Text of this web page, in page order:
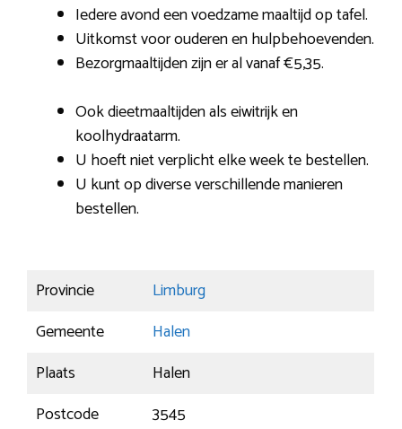
Iedere avond een voedzame maaltijd op tafel.
Uitkomst voor ouderen en hulpbehoevenden.
Bezorgmaaltijden zijn er al vanaf €5,35.
Ook dieetmaaltijden als eiwitrijk en
koolhydraatarm.
U hoeft niet verplicht elke week te bestellen.
U kunt op diverse verschillende manieren
bestellen.
Provincie
Limburg
Gemeente
Halen
Plaats
Halen
Postcode
3545